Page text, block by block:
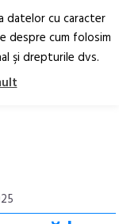
RO EN
datelor cu caracter
despre cum folosim
şi drepturile dvs.